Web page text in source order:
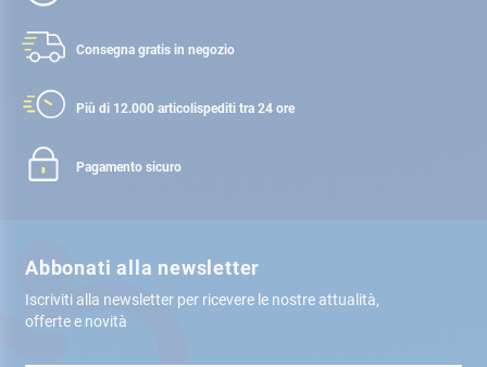
Consegna gratis in negozio
Più di 12.000 articolispediti tra 24 ore
Pagamento sicuro
Abbonati alla newsletter
Iscriviti alla newsletter per ricevere le nostre attualità,
offerte e novità